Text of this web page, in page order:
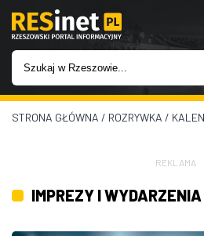
WIADOMOŚCI
IMPREZY
STRONA GŁÓWNA / ROZRYWKA /
REKLAMA
IMPREZY I